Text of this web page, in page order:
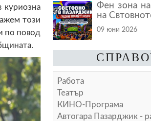
куриозна
този
по повод
Фен зона
на
09 юни 2026
Работа
Театър
КИНО-Програма
Автогара Пазарджик -